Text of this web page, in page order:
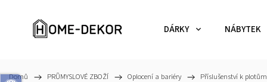
DÁRKY NÁBYTEK
Domů / PRŮMYSLOVÉ ZBOŽÍ / Oplocení a bariéry / Příslušenství k